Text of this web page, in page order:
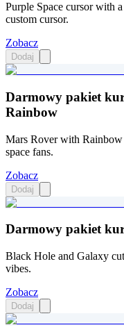
Purple Space cursor with
custom cursor.
Zobacz
Dodaj
Darmowy pakiet
Rainbow
Mars Rover with
space fans.
Zobacz
Dodaj
Darmowy pakiet
Black Hole and Galaxy
vibes.
Zobacz
Dodaj